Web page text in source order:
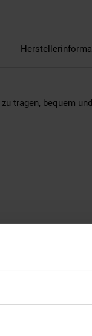
tragen, bequem